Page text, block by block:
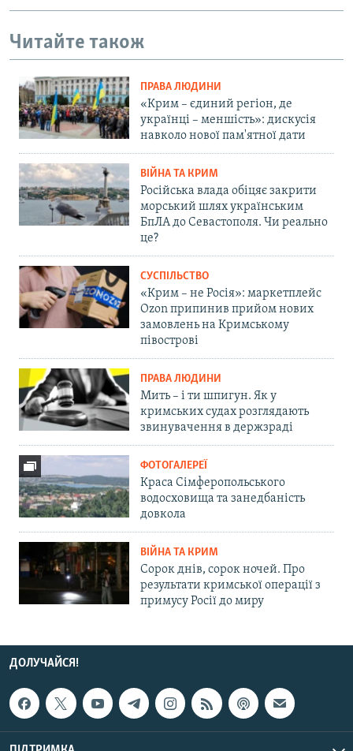
Читайте також
ПРАВА ЛЮДИНИ
«Крим – єдиний регіон, де
українці – меншість»: дискусія
навколо нової пам'ятної дати
ВІЙНА ТА КРИМ
Російська влада обіцяє закрити
морський шлях українським
БпЛА до Севастополя. Чи реально
це?
СУСПІЛЬСТВО
«Крим – не Росія»: маркетплейс
Ozon припинив прийом нових
замовлень на Кримському
півострові
ПРАВА ЛЮДИНИ
Мить – і ти шпигун. Як у
кримських судах розглядають
звинувачення в держзраді
ФОТОГАЛЕРЕЇ
Краса Сімферопольського
водосховища та занедбаність
довкола
ВІЙНА ТА КРИМ
Сорок днів, сорок ночей. Про
результати кримської операції з
примусу Росії до миру
ДОЛУЧАЙСЯ!